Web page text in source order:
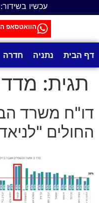
עכשיו
הוואטסאפ
דף הבית נתניה חדרה
תגית:
דו"ח משרד
החולים